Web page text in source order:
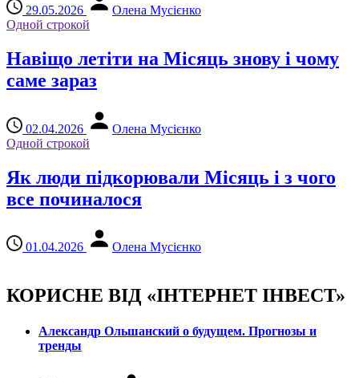
29.05.2026
Олена Мусієнко
Одной строкой
Навіщо летіти на Місяць знову і чому
саме зараз
02.04.2026
Олена Мусієнко
Одной строкой
Як люди підкорювали Місяць і з чого
все починалося
01.04.2026 Олена Мусієнко
КОРИСНЕ ВІД «ІНТЕРНЕТ ІНВЕСТ»
Александр Ольшанский о будущем. Прогнозы и
тренды